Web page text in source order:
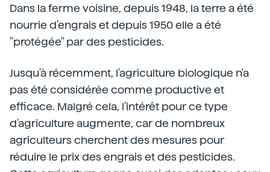
Dans la ferme voisine, depuis 1948, la terre a été
nourrie d'engrais et depuis 1950 elle a été
"protégée" par des pesticides.
Jusqu'à récemment, l'agriculture biologique n'a
pas été considérée comme productive et
efficace. Malgré cela, l'intérêt pour ce type
d'agriculture augmente, car de nombreux
agriculteurs cherchent des mesures pour
réduire le prix des engrais et des pesticides.